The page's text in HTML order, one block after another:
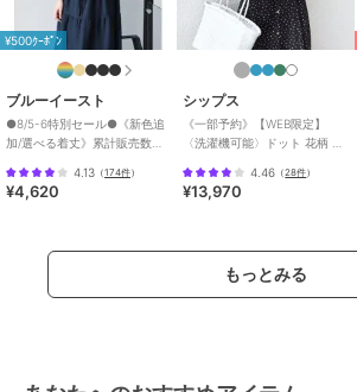
ライプ/ロング・マキシ丈
袖/ UVカット加工/ 洗
水速乾加工
キャンプ・レジャー
(シルエット)
フレアスカ
ロング・マキシ丈
原産国 カンボジア
¥500ｸｰﾎﾟﾝ
ブルーイースト
●8/5-6特別セール●《新色追
加/選べる着丈》累計販売数
ンピース
4.13 （174件）
¥4,620
シップス
《一部予約》【WEB限定】
〈洗濯機可能〉ドット 花柄 サ
ブ ワンピース
4.46 （28件）
¥13,970
もっとみる